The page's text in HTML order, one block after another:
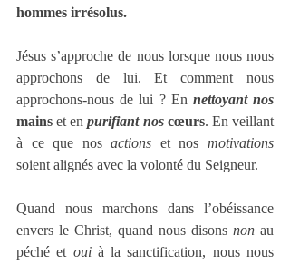
hommes irrésolus.
Jésus s’approche de nous lorsque nous nous
approchons de lui. Et comment nous
approchons-nous de lui ? En nettoyant nos
mains et en purifiant nos cœurs. En veillant
à ce que nos actions et nos motivations
soient alignés avec la volonté du Seigneur.
Quand nous marchons dans l’obéissance
envers le Christ, quand nous disons non au
péché et oui à la sanctification, nous nous